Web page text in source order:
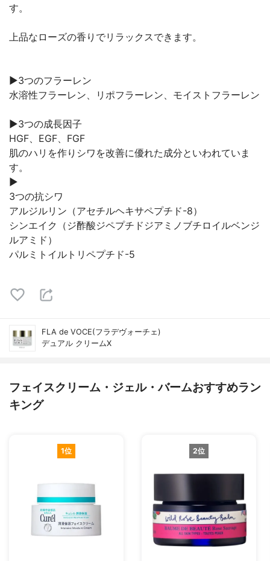
す。
上品なローズの香りでリラックスできます。
▶3つのフラーレン
水溶性フラーレン、リポフラーレン、モイストフラーレン
▶3つの成長因子
HGF、EGF、FGF
肌のハリを作りシワを改善に優れた成分といわれていま
す。
▶
3つの抗シワ
アルジルリン（アセチルヘキサペプチド-8）
シンエイク（ジ酢酸ジペプチドジアミノブチロイルベンジ
ルアミド）
パルミトイルトリペプチド-5
FLA de VOCE(フラデヴォーチェ)
デュアル クリームⅩ
フェイスクリーム・ジェル・バームおすすめラン
キング
1位 2位